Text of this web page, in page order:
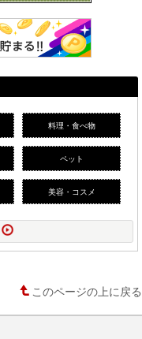
料理・食べ物
ペット
美容・コスメ
このページの上に戻る